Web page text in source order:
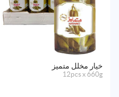
خيار مخلل متميز
12pcs x 660g